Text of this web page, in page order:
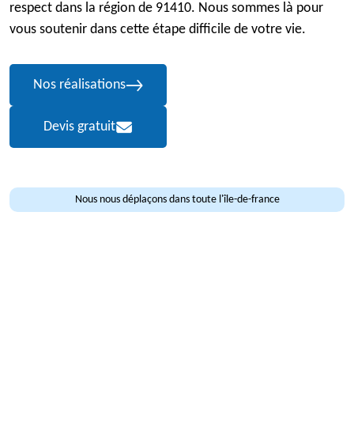
respect dans la région de 91410. Nous sommes là pour
vous soutenir dans cette étape difficile de votre vie.
Nos réalisations
Devis gratuit
Nous nous déplaçons dans toute l'île-de-france